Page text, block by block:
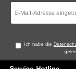
Mail-
Ich habe die